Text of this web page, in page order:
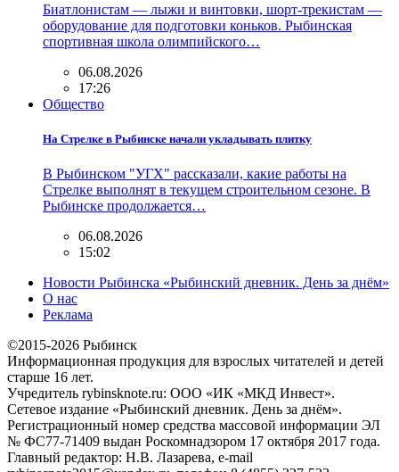
Биатлонистам — лыжи и винтовки, шорт-трекистам —
оборудование для подготовки коньков. Рыбинская
спортивная школа олимпийского…
06.08.2026
17:26
Общество
На Стрелке в Рыбинске начали укладывать плитку
В Рыбинском "УГХ" рассказали, какие работы на
Стрелке выполнят в текущем строительном сезоне. В
Рыбинске продолжается…
06.08.2026
15:02
Новости Рыбинска «Рыбинский дневник. День за днём»
О нас
Реклама
©2015-2026 Рыбинск
Информационная продукция для взрослых читателей и детей
старше 16 лет.
Учредитель rybinsknote.ru: ООО «ИК «МКД Инвест».
Сетевое издание «Рыбинский дневник. День за днём».
Регистрационный номер средства массовой информации ЭЛ
№ ФС77-71409 выдан Роскомнадзором 17 октября 2017 года.
Главный редактор: Н.В. Лазарева, e-mail